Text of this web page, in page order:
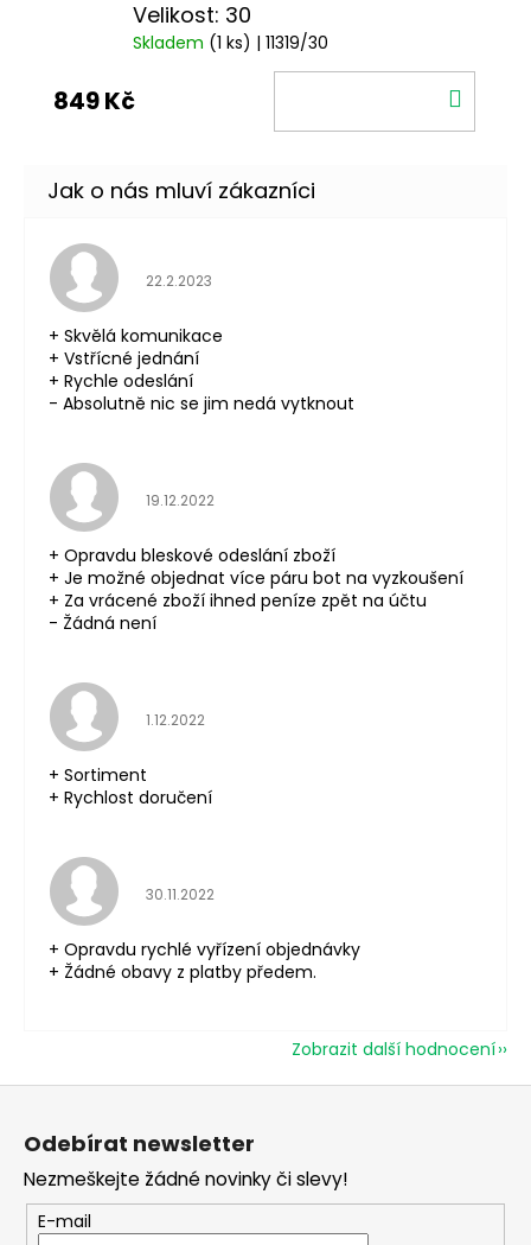
Velikost: 30
Skladem (1 ks) | 11319/30
849 Kč
Hodnocení obchodu je 5 z 5 hvězdiček.
22.2.2023
+ Skvělá komunikace
+ Vstřícné jednání
+ Rychle odeslání
- Absolutně nic se jim nedá vytknout
Hodnocení obchodu je 5 z 5 hvězdiček.
19.12.2022
+ Opravdu bleskové odeslání zboží
+ Je možné objednat více páru bot na vyzkoušení
+ Za vrácené zboží ihned peníze zpět na účtu
- Žádná není
Hodnocení obchodu je 5 z 5 hvězdiček.
1.12.2022
+ Sortiment
+ Rychlost doručení
Hodnocení obchodu je 5 z 5 hvězdiček.
30.11.2022
+ Opravdu rychlé vyřízení objednávky
+ Žádné obavy z platby předem.
Zobrazit další hodnocení
Z
Odebírat newsletter
Nezmeškejte žádné novinky či slevy!
E-mail